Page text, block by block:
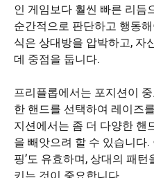
인 게임보다 훨씬 빠른 리듬
순간적으로 판단하고 행동
식은 상대방을 압박하고, 자
데 중점을 둡니다.
프리플롭에서는 포지션이
한 핸드를 선택하여 레이즈
지션에서는 좀 더 다양한 핸
을 빼앗으려 할 수 있습니다.
핑’도 유효하며, 상대의 패
키는 것이 중요합니다.